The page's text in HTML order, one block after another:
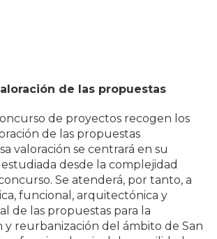
de las propuestas
de proyectos recogen los
de las propuestas
valoración se centrará en su
desde la complejidad
Se atenderá, por tanto, a
funcional, arquitectónica y
de las propuestas para la
y reurbanización del ámbito de San